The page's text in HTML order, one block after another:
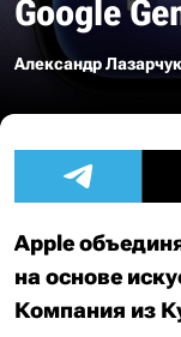
Google
Александр Лазарчук
Apple
на основе
Компания из